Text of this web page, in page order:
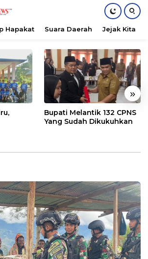
Hapakat Suara Daerah Jejak Kita
»
Bupati Melantik 132 CPNS
Yang Sudah Dikukuhkan